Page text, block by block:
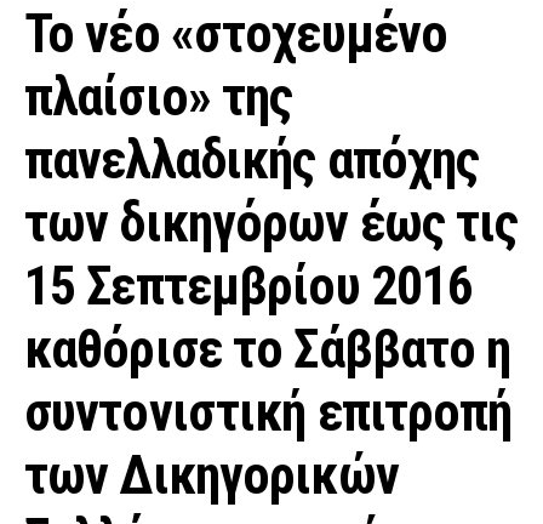
Το νέο «στοχευμένο
πλαίσιο» της
πανελλαδικής απόχης
των δικηγόρων έως τις
15 Σεπτεμβρίου 2016
καθόρισε το Σάββατο η
συντονιστική επιτροπή
των Δικηγορικών